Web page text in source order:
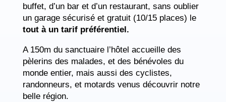
buffet, d’un bar et d’un restaurant, sans oublier
un garage sécurisé et gratuit (10/15 places) le
tout à un tarif préférentiel.
A 150m du sanctuaire l’hôtel accueille des
pèlerins des malades, et des bénévoles du
monde entier, mais aussi des cyclistes,
randonneurs, et motards venus découvrir notre
belle région.